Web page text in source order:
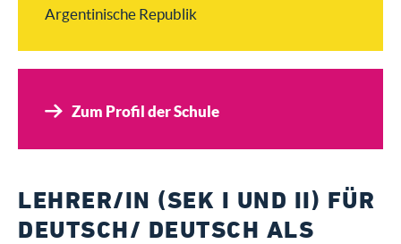
Argentinische Republik
Zum Profil der Schule
LEHRER/IN (SEK I UND II) FÜR
DEUTSCH/ DEUTSCH ALS